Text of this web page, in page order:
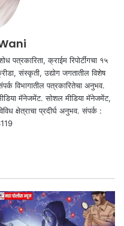
पत्रकारिता, क्राईम रिपोर्टींगचा १५
संस्कृती, उद्योग जगतातील विशेष
विभागातील पत्रकारितेचा अनुभव.
मॅनेजमेंट. सोशल मीडिया मॅनेजमेंट,
क्षेत्राचा प्रदीर्घ अनुभव. संपर्क :